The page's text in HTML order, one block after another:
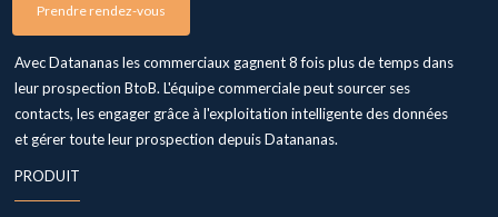
Prendre rendez-vous
Avec Datananas les commerciaux gagnent 8 fois plus de temps dans
leur prospection BtoB. L'équipe commerciale peut sourcer ses
contacts, les engager grâce à l'exploitation intelligente des données
et gérer toute leur prospection depuis Datananas.
PRODUIT